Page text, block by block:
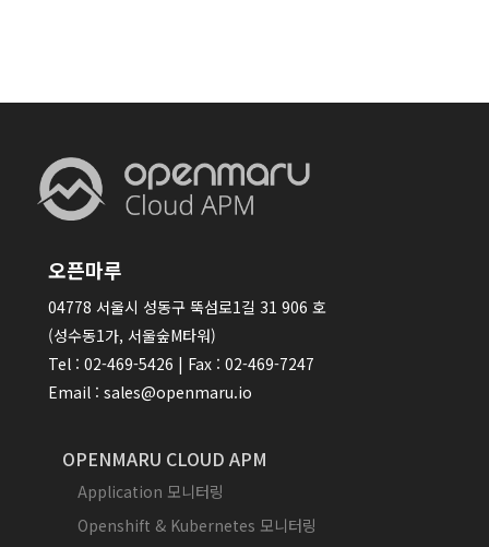
오픈마루
04778 서울시 성동구 뚝섬로1길 31 906 호
(성수동1가, 서울숲M타워)
Tel : 02-469-5426 | Fax : 02-469-7247
Email : sales@openmaru.io
OPENMARU CLOUD APM
Application 모니터링
Openshift & Kubernetes 모니터링